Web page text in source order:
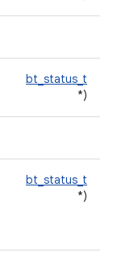
bt_status_t
(*
bt_status_t
(*